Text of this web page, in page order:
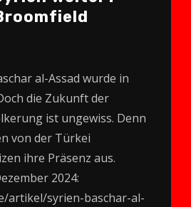
al-Assad wurde in
die Zukunft der
ist ungewiss. Denn
von der Türkei
ihre Präsenz aus.
2024:
artikel/syrien-baschar-al-